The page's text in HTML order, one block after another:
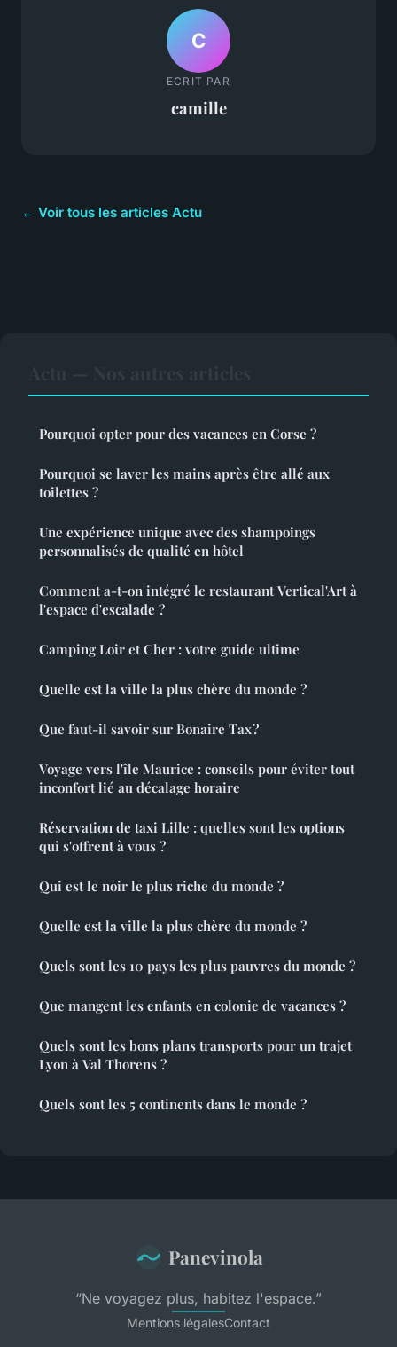
C
ECRIT PAR
camille
← Voir tous les articles Actu
Pourquoi opter pour des vacances en Corse ?
Pourquoi se laver les mains après être allé aux
toilettes ?
Une expérience unique avec des shampoings
personnalisés de qualité en hôtel
Comment a-t-on intégré le restaurant Vertical'Art à
l'espace d'escalade ?
Camping Loir et Cher : votre guide ultime
Quelle est la ville la plus chère du monde ?
Que faut-il savoir sur Bonaire Tax ?
Voyage vers l'île Maurice : conseils pour éviter tout
inconfort lié au décalage horaire
Réservation de taxi Lille : quelles sont les options
qui s'offrent à vous ?
Qui est le noir le plus riche du monde ?
Quelle est la ville la plus chère du monde ?
Quels sont les 10 pays les plus pauvres du monde ?
Que mangent les enfants en colonie de vacances ?
Quels sont les bons plans transports pour un trajet
Lyon à Val Thorens ?
Quels sont les 5 continents dans le monde ?
Panevinola
“Ne voyagez plus, habitez l'espace.”
Mentions légalesContact